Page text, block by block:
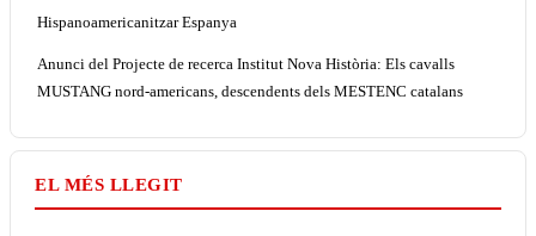
Hispanoamericanitzar Espanya
Anunci del Projecte de recerca Institut Nova Història: Els cavalls
MUSTANG nord-americans, descendents dels MESTENC catalans
EL MÉS LLEGIT